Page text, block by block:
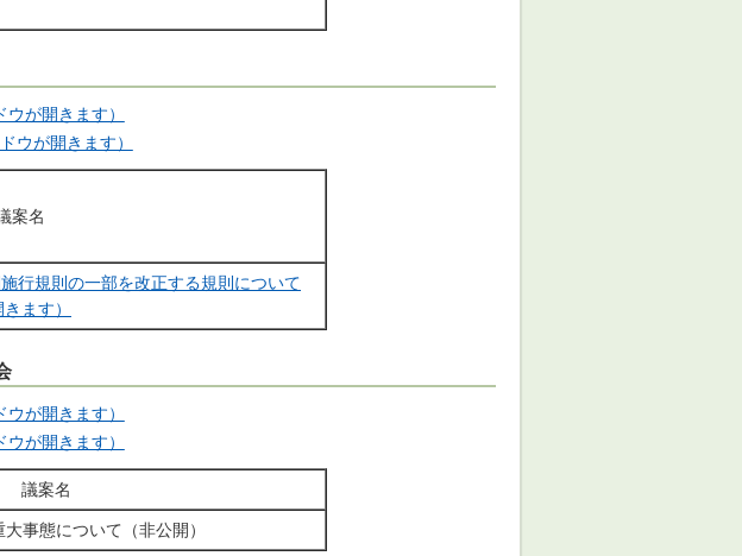
が開きます）
ウが開きます）
案名
行規則の一部を改正する規則について
ます）
が開きます）
が開きます）
議案名
事態について（非公開）